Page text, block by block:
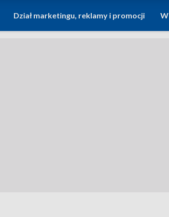
Dział marketingu, reklamy i promocji